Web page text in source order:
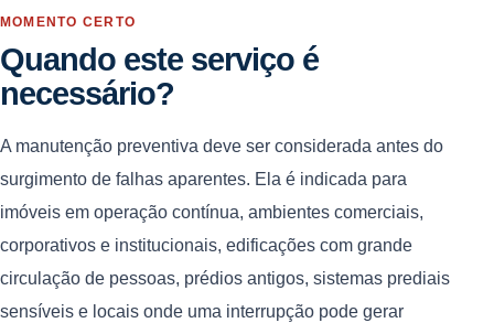
MOMENTO CERTO
Quando este serviço é
necessário?
A manutenção preventiva deve ser considerada antes do
surgimento de falhas aparentes. Ela é indicada para
imóveis em operação contínua, ambientes comerciais,
corporativos e institucionais, edificações com grande
circulação de pessoas, prédios antigos, sistemas prediais
sensíveis e locais onde uma interrupção pode gerar